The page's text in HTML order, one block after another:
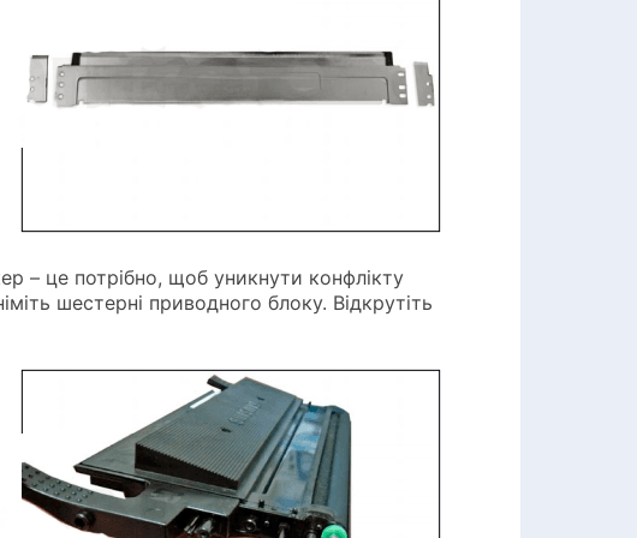
– це потрібно, щоб уникнути конфлікту
шестерні приводного блоку. Відкрутіть